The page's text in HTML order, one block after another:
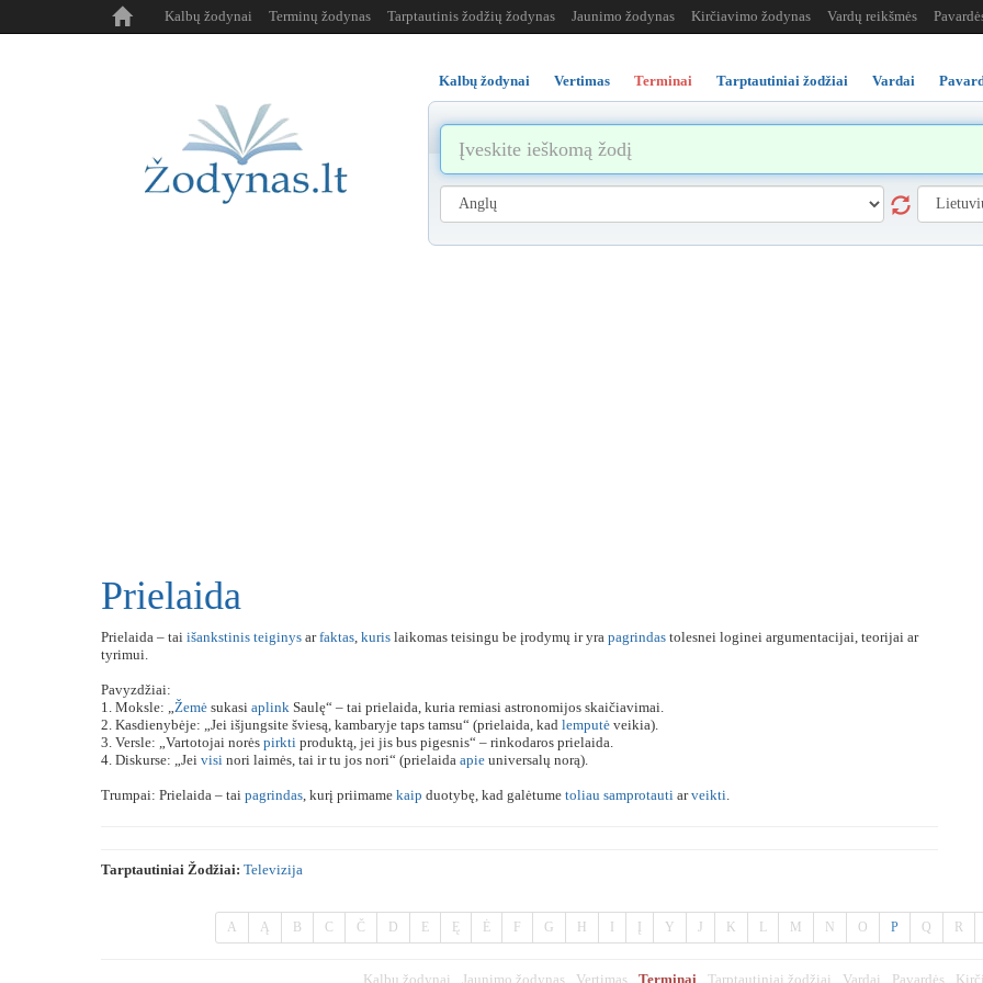
Kalbų žodynai Terminų žodynas Tarptautinis žodžių žodynas Jaunimo žodynas Kirčiavimo žodynas Vardų reikšmės
Kalbų žodynai Vertimas Terminai Tarptautiniai žodžiai Vardai
Prielaida
Prielaida – tai išankstinis teiginys arfaktas, kuris laikomas teisingu be įrodymų ir yra pagrindas tolesnei loginei argumentacijai, teorijai ar
tyrimui.
Pavyzdžiai:
1. Moksle: „Žemė sukasi aplink Saulę“ – tai prielaida, kuria remiasi astronomijos skaičiavimai.
2. Kasdienybėje: „Jei išjungsite šviesą, kambaryje taps tamsu“ (prielaida, kad lemputė veikia).
3. Versle: „Vartotojai norės pirkti produktą, jei jis bus pigesnis“ – rinkodaros prielaida.
4. Diskurse: „Jei visi nori laimės, tai ir tu jos nori“ (prielaida apie universalų norą).
Trumpai: Prielaida – tai pagrindas, kurį priimame kaip duotybę, kad galėtume toliau samprotauti arveikti.
Tarptautiniai Žodžiai: Televizija
A Ą B C Č D E Ę Ė F G H Y J K L M N O P Q R
Kalbų žodynai Jaunimo žodynas Vertimas Terminai Tarptautiniai žodžiai Vardai Pavardės